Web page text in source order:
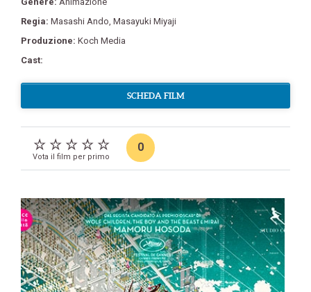
Regia: Masashi Ando, Masayuki Miyaji
Produzione: Koch Media
Cast:
SCHEDA FILM
Vota il film per primo
0